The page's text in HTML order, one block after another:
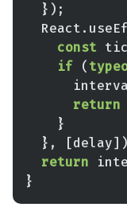
const
if (
return
return